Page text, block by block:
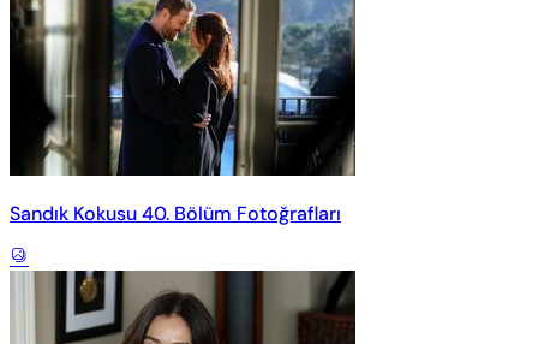
Sandık Kokusu 40. Bölüm Fotoğrafları